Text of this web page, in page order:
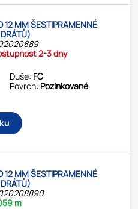
12 MM ŠESTIPRAMENNÉ
2-3 dny
Duše: FC
Povrch: Pozinkované
12 MM ŠESTIPRAMENNÉ
m